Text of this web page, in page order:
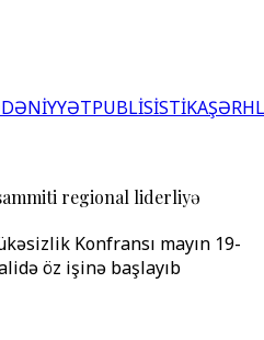
PUBLİSİSTİKA
regional liderliyə
Konfransı mayın 19-
öz işinə başlayıb